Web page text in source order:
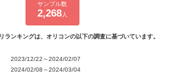
サンプル数
2,268人
ランキングは、オリコンの以下の調査に基づいています。
2023/12/22～2024/02/07
2024/02/08～2024/03/04